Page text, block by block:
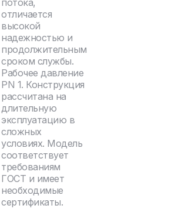
отличается
высокой
надежностью и
продолжительным
сроком службы.
Рабочее давление
PN 1. Конструкция
рассчитана на
длительную
эксплуатацию в
сложных
условиях. Модель
соответствует
требованиям
ГОСТ и имеет
необходимые
сертификаты.